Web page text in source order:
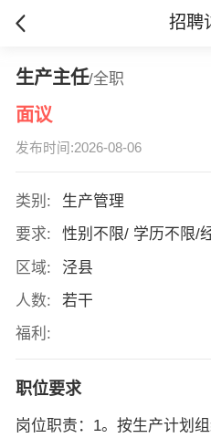
招聘
生产主任/全职
面议
发布时间:2026-08-06
类别:
生产管理
要求:
性别不限/ 学历不限/
区域:
泾县
人数:
若干
福利:
职位要求
岗位职责：1。按生产计划